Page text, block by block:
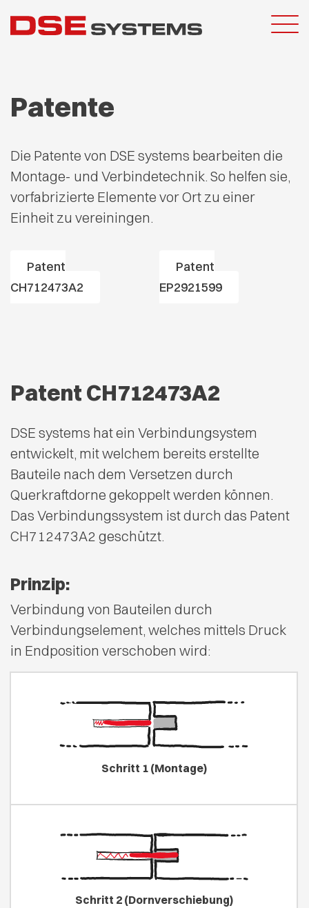
Patente
Die Patente von DSE systems bearbeiten die
Montage- und Verbindetechnik. So helfen sie,
vorfabrizierte Elemente vor Ort zu einer
Einheit zu vereiningen.
Patent
CH712473A2
Patent
EP2921599
Patent CH712473A2
DSE systems hat ein Verbindungsystem
entwickelt, mit welchem bereits erstellte
Bauteile nach dem Versetzen durch
Querkraftdorne gekoppelt werden können.
Das Verbindungssystem ist durch das Patent
CH712473A2 geschützt.
Prinzip:
Verbindung von Bauteilen durch
Verbindungselement, welches mittels Druck
in Endposition verschoben wird:
Schritt 1 (Montage)
Schritt 2 (Dornverschiebung)